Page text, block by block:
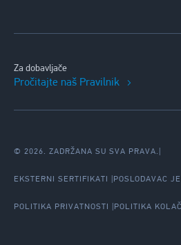
Za dobavljače
Pročitajte naš Pravilnik
© 2026. ZADRŽANA SU SVA PRAVA.
EKSTERNI SERTIFIKATI POSLODAVAC
POLITIKA PRIVATNOSTI POLITIKA